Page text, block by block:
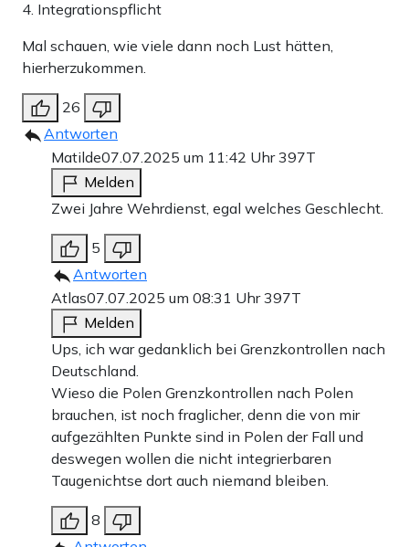
4. Integrationspflicht
Mal schauen, wie viele dann noch Lust hätten,
hierherzukommen.
26
Antworten
Matilde07.07.2025 um 11:42 Uhr397T
Melden
Zwei Jahre Wehrdienst, egal welches Geschlecht.
5
Antworten
Atlas07.07.2025 um 08:31 Uhr397T
Melden
Ups, ich war gedanklich bei Grenzkontrollen nach
Deutschland.
Wieso die Polen Grenzkontrollen nach Polen
brauchen, ist noch fraglicher, denn die von mir
aufgezählten Punkte sind in Polen der Fall und
deswegen wollen die nicht integrierbaren
Taugenichtse dort auch niemand bleiben.
8